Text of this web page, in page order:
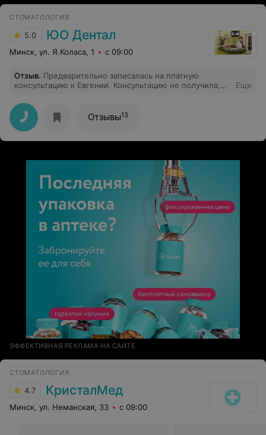
СТОМАТОЛОГИЯ
5.0 ЮО Дентал
Минск, ул. Я.Коласа, 1 с 09:00
Отзыв. Предварительно записалась на платную
консультацию к Евгении. Консультацию не получила,
уйти. Никто из персонала на смог объяснить причину
происходящего. Такого отношения к пациенту частной
клиники я еще не видела.
Еще
Отзывы13
ЭФФЕКТИВНАЯ РЕКЛАМА НА САЙТЕ
СТОМАТОЛОГИЯ
4.7 КристалМед
Минск, ул. Неманская, 33 с 09:00